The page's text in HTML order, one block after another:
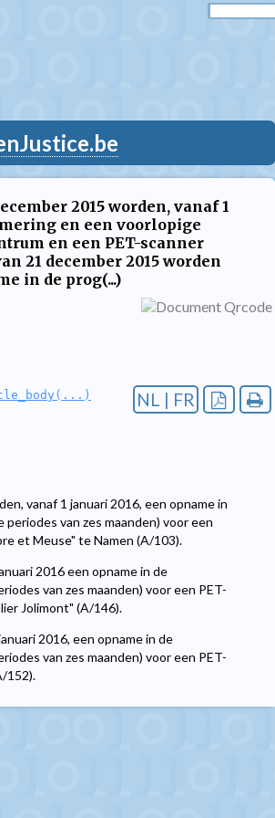
2015 worden, vanaf 1
en een voorlopige
en een PET-scanner
21 december 2015 worden
in de prog(...)
NL | FR
vanaf 1 januari 2016, een opname in
van zes maanden) voor een
et Meuse" te Namen (A/103).
2016 een opname in de
van zes maanden) voor een PET-
Jolimont" (A/146).
2016, een opname in de
van zes maanden) voor een PET-
152).